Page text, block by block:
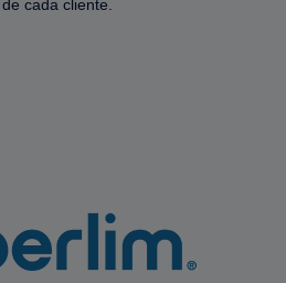
cada cliente.